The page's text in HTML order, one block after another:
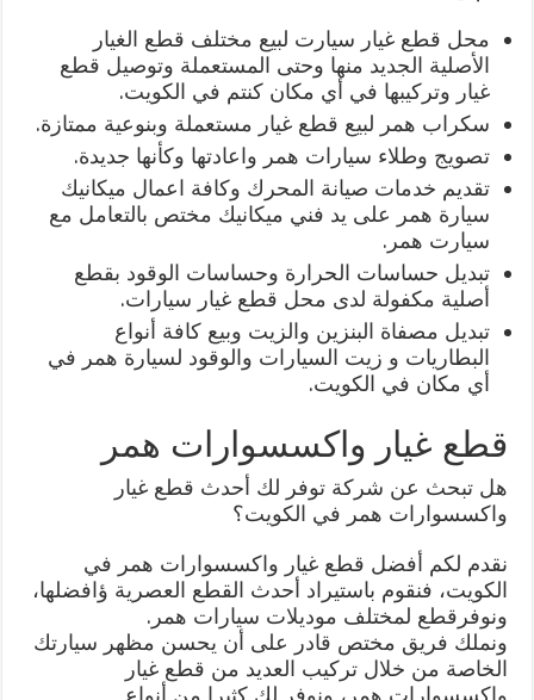
محل قطع غيار سيارت لبيع مختلف قطع الغيار
الأصلية الجديد منها وحتى المستعملة وتوصيل قطع
غيار وتركيبها في أي مكان كنتم في الكويت.
سكراب همر لبيع قطع غيار مستعملة وبنوعية ممتازة.
تصويج وطلاء سيارات همر واعادتها وكأنها جديدة.
تقديم خدمات صيانة المحرك وكافة اعمال ميكانيك
سيارة همر على يد فني ميكانيك مختص بالتعامل مع
سيارت همر.
تبديل حساسات الحرارة وحساسات الوقود بقطع
أصلية مكفولة لدى محل قطع غيار سيارات.
تبديل مصفاة البنزين والزيت وبيع كافة أنواع
البطاريات و زيت السيارات والوقود لسيارة همر في
أي مكان في الكويت.
قطع غيار واكسسوارات همر
هل تبحث عن شركة توفر لك أحدث قطع غيار
واكسسوارات همر في الكويت؟
نقدم لكم أفضل قطع غيار واكسسوارات همر في
الكويت، فنقوم باستيراد أحدث القطع العصرية ؤافضلها،
ونوفرقطع لمختلف موديلات سيارات همر.
ونملك فريق مختص قادر على أن يحسن مظهر سيارتك
الخاصة من خلال تركيب العديد من قطع غيار
واكسسوارات همر، ونوفر لك كثيرا من أنواع